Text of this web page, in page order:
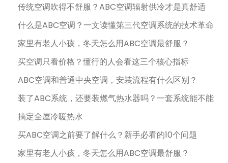
传统空调吹得不舒服？ABC空调辐射供冷才是真舒适
什么是ABC空调？一文读懂第三代空调系统的技术革命
家里有老人小孩，冬天怎么用ABC空调最舒服？
买空调只看价格？懂行的人会看这三个核心指标
ABC空调和普通中央空调，安装流程有什么区别？
装了ABC系统，还要装燃气热水器吗？一套系统能不能
搞定全屋冷暖热水
买ABC空调之前要了解什么？新手必看的10个问题
家里有老人小孩，冬天怎么用ABC空调最舒服？